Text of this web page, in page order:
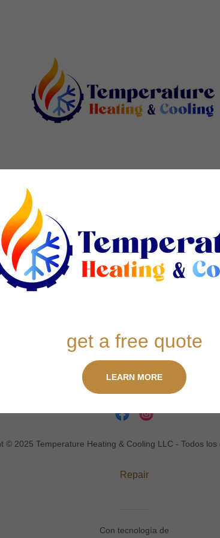
Online
© 2025 Temperature Heating & Cooling LLC - Todos los
Repair
Con tecnología de
get a free quote
LEARN MORE